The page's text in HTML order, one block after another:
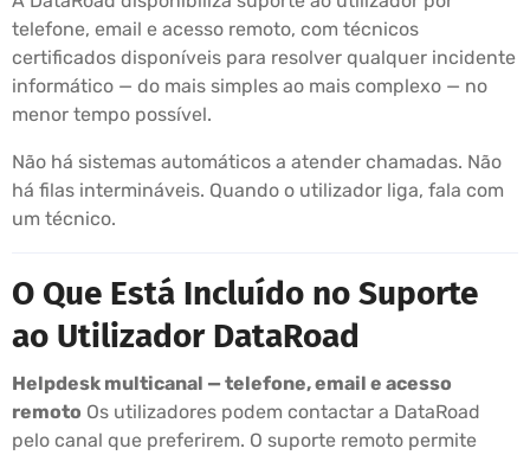
telefone, email e acesso remoto, com técnicos
certificados disponíveis para resolver qualquer incidente
informático — do mais simples ao mais complexo — no
menor tempo possível.
Não há sistemas automáticos a atender chamadas. Não
há filas intermináveis. Quando o utilizador liga, fala com
um técnico.
O Que Está Incluído no Suporte
ao Utilizador DataRoad
Helpdesk multicanal — telefone, email e acesso
remoto Os utilizadores podem contactar a DataRoad
pelo canal que preferirem. O suporte remoto permite